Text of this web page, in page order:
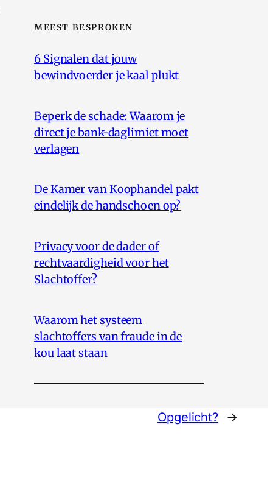
MEEST BESPROKEN
6 Signalen dat jouw
bewindvoerder je kaal plukt
Beperk de schade: Waarom je
direct je bank-daglimiet moet
verlagen
De Kamer van Koophandel pakt
eindelijk de handschoen op?
Privacy voor de dader of
rechtvaardigheid voor het
Slachtoffer?
Waarom het systeem
slachtoffers van fraude in de
kou laat staan
Opgelicht? →